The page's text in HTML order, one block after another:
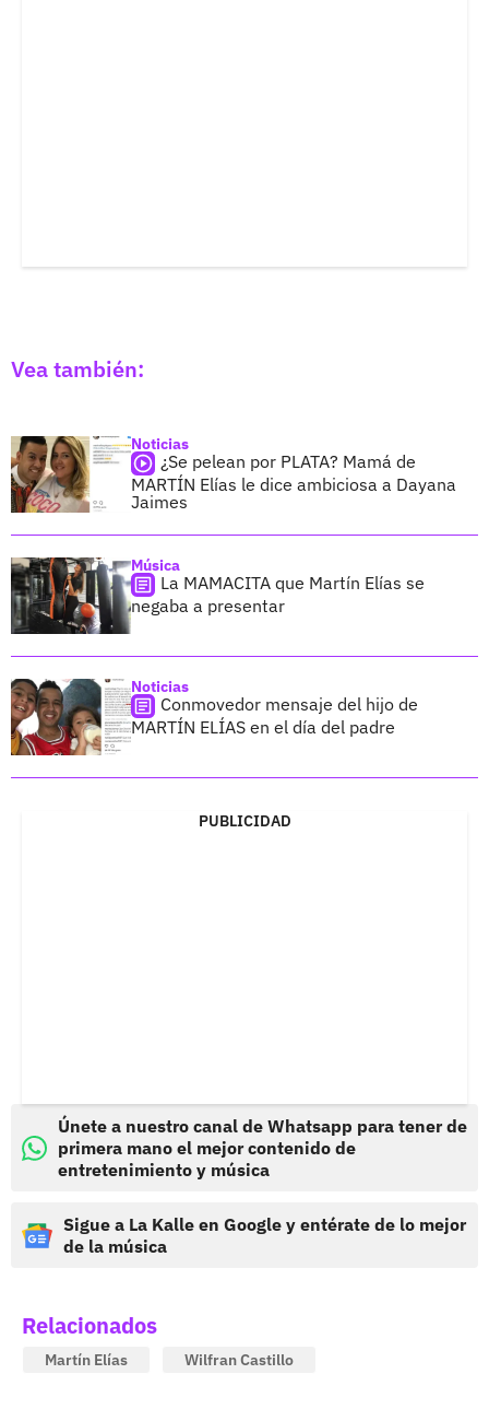
Vea también:
Noticias
¿Se pelean por PLATA? Mamá de
MARTÍN Elías le dice ambiciosa a Dayana
Jaimes
Música
La MAMACITA que Martín Elías se
negaba a presentar
Noticias
Conmovedor mensaje del hijo de
MARTÍN ELÍAS en el día del padre
PUBLICIDAD
Únete a nuestro canal de Whatsapp para tener de
primera mano el mejor contenido de
entretenimiento y música
Sigue a La Kalle en Google y entérate de lo mejor
de la música
Relacionados
Martín Elías Wilfran Castillo